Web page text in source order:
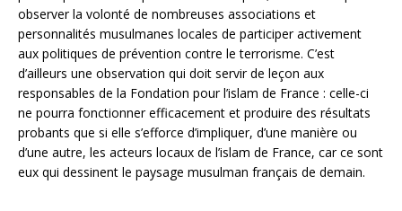
observer la volonté de nombreuses associations et
personnalités musulmanes locales de participer activement
aux politiques de prévention contre le terrorisme. C’est
d’ailleurs une observation qui doit servir de leçon aux
responsables de la Fondation pour l’islam de France : celle-ci
ne pourra fonctionner efficacement et produire des résultats
probants que si elle s’efforce d’impliquer, d’une manière ou
d’une autre, les acteurs locaux de l’islam de France, car ce sont
eux qui dessinent le paysage musulman français de demain.